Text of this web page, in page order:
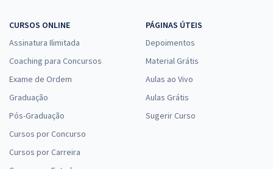
CURSOS ONLINE
Assinatura Ilimitada
Coaching para Concursos
Exame de Ordem
Graduação
Pós-Graduação
Cursos por Concurso
Cursos por Carreira
PÁGINAS ÚTEIS
Depoimentos
Material Grátis
Aulas ao Vivo
Aulas Grátis
Sugerir Curso